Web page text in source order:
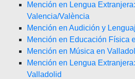
Mención en Lengua
Valencia/València
Mención en Audición y
Mención en Educación Física
Mención en Música en
Mención en Lengua
Valladolid